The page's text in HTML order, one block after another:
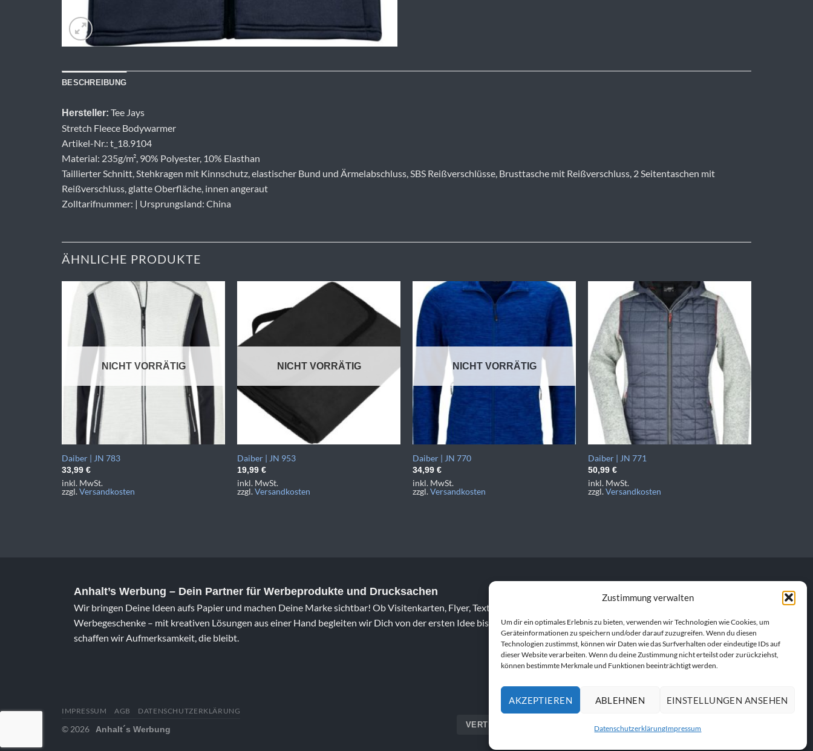
Zustimmung verwalten
Um dir ein optimales Erlebnis zu bieten, verwenden wir Technologien wie Cookies, um
Geräteinformationen zu speichern und/oder darauf zuzugreifen. Wenn du diesen
Technologien zustimmst, können wir Daten wie das Surfverhalten oder eindeutige IDs auf
dieser Website verarbeiten. Wenn du deine Zustimmung nicht erteilst oder zurückziehst,
können bestimmte Merkmale und Funktionen beeinträchtigt werden.
AKZEPTIEREN ABLEHNEN EINSTELLUNGEN ANSEHEN
DatenschutzerklärungImpressum
BESCHREIBUNG
Hersteller: Tee Jays
Stretch Fleece Bodywarmer
Artikel-Nr.: t_18.9104
Material: 235g/m², 90% Polyester, 10% Elasthan
Taillierter Schnitt, Stehkragen mit Kinnschutz, elastischer Bund und Ärmelabschluss, SBS Reißverschlüsse, Brusttasche mit Reißverschluss, 2 Seitentaschen mit
Reißverschluss, glatte Oberfläche, innen angeraut
Zolltarifnummer: | Ursprungsland: China
ÄHNLICHE PRODUKTE
NICHT VORRÄTIG
Daiber | JN 783
33,99 €
inkl. MwSt.
zzgl.Versandkosten
NICHT VORRÄTIG
Daiber | JN 953
19,99 €
inkl. MwSt.
zzgl.Versandkosten
NICHT VORRÄTIG
Daiber | JN 770
34,99 €
inkl. MwSt.
zzgl.Versandkosten
Daiber | JN 771
50,99 €
inkl. MwSt.
zzgl.Versandkosten
Anhalt’s Werbung – Dein Partner für Werbeprodukte und Drucksachen
Wir bringen Deine Ideen aufs Papier und machen Deine Marke sichtbar! Ob Visitenkarten, Flyer, Textildruck oder personalisierte
Werbegeschenke – mit kreativen Lösungen aus einer Hand begleiten wir Dich von der ersten Idee bis zum fertigen Produkt. Gemeinsam
schaffen wir Aufmerksamkeit, die bleibt.
VERTRAG WIDERRUFEN
IMPRESSUM AGB DATENSCHUTZERKLÄRUNG
© 2026 Anhalt´s Werbung